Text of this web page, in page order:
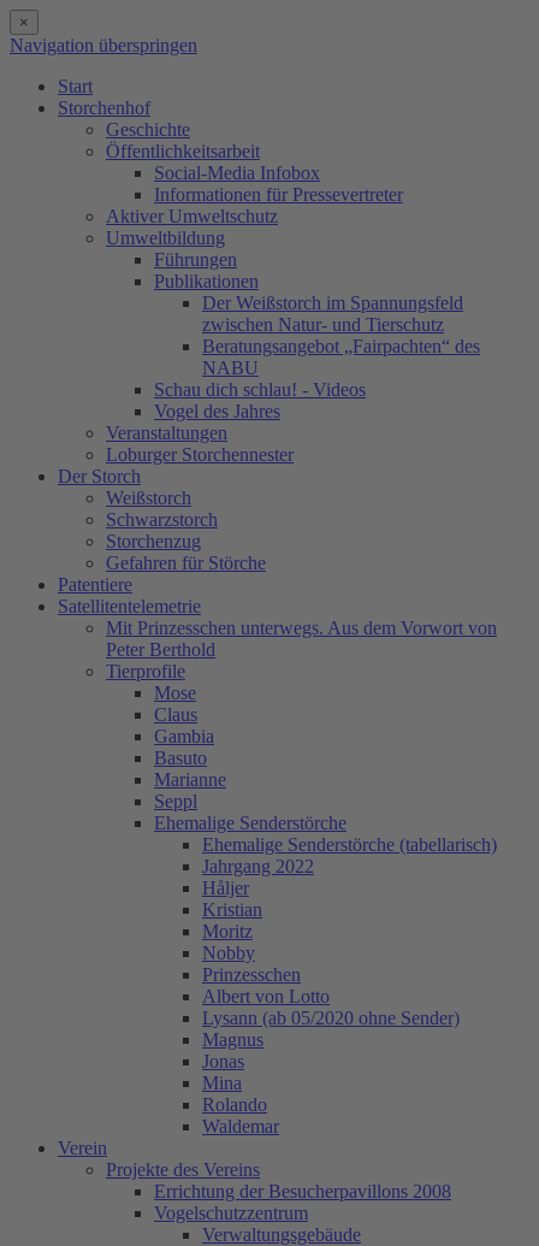
×
Navigation überspringen
Start
Storchenhof
Geschichte
Öffentlichkeitsarbeit
Social-Media Infobox
Informationen für Pressevertreter
Aktiver Umweltschutz
Umweltbildung
Führungen
Publikationen
Der Weißstorch im Spannungsfeld
zwischen Natur- und Tierschutz
Beratungsangebot „Fairpachten“ des
NABU
Schau dich schlau! - Videos
Vogel des Jahres
Veranstaltungen
Loburger Storchennester
Der Storch
Weißstorch
Schwarzstorch
Storchenzug
Gefahren für Störche
Patentiere
Satellitentelemetrie
Mit Prinzesschen unterwegs. Aus dem Vorwort von
Peter Berthold
Tierprofile
Mose
Claus
Gambia
Basuto
Marianne
Seppl
Ehemalige Senderstörche
Ehemalige Senderstörche (tabellarisch)
Jahrgang 2022
Håljer
Kristian
Moritz
Nobby
Prinzesschen
Albert von Lotto
Lysann (ab 05/2020 ohne Sender)
Magnus
Jonas
Mina
Rolando
Waldemar
Verein
Projekte des Vereins
Errichtung der Besucherpavillons 2008
Vogelschutzzentrum
Verwaltungsgebäude